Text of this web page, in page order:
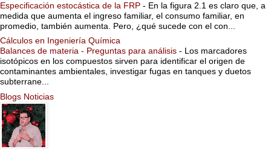
Especificación estocástica de la FRP - En la figura 2.1 es claro que, a
medida que aumenta el ingreso familiar, el consumo familiar, en
promedio, también aumenta. Pero, ¿qué sucede con el con...
Cálculos en Ingeniería Química
Balances de materia - Preguntas para análisis - Los marcadores
isotópicos en los compuestos sirven para identificar el origen de
contaminantes ambientales, investigar fugas en tanques y duetos
subterrane...
Blogs Noticias